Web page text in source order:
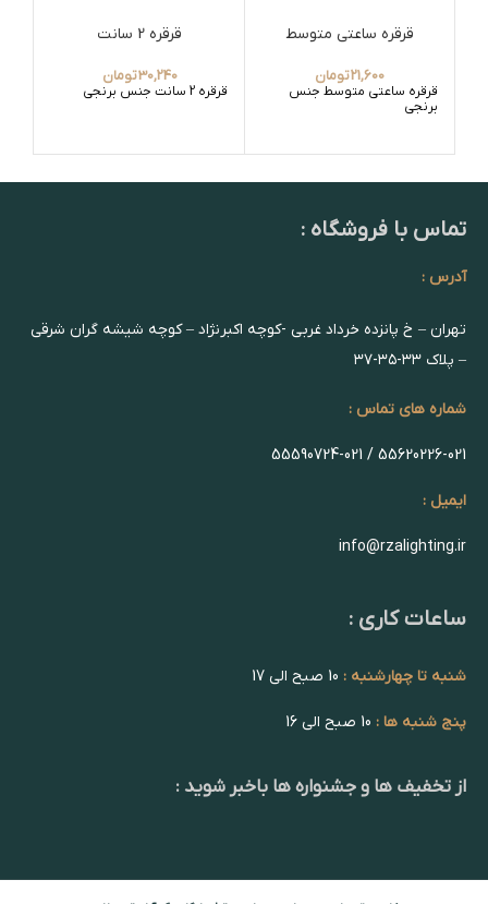
قرقره ساعتی متوسط
21,600تومان
قرقره ساعتی متوسط جنس
برنجی
قرقره 2 سانت
30,240تومان
قرقره 2 سانت جنس برنجی
تماس با فروشگاه :
آدرس :
تهران – خ پانزده خرداد غربی -کوچه اکبرنژاد – کوچه شیشه گران شرقی
– پلاک ۳۳-۳۵-۳۷
شماره های تماس :
55620226-021 / 55590724-021
ایمیل :
info@rzalighting.ir
ساعات کاری :
شنبه تا چهارشنبه :
پنج شنبه ها :
از تخفیف ها و جشنواره ها باخبر شوید :